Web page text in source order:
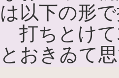
は以下の形
打ちとけて
とおきゐて